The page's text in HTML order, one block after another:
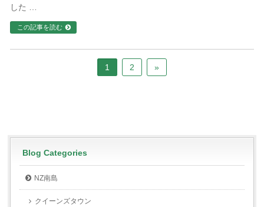
した …
この記事を読む
1 2 »
Blog Categories
NZ南島
クイーンズタウン